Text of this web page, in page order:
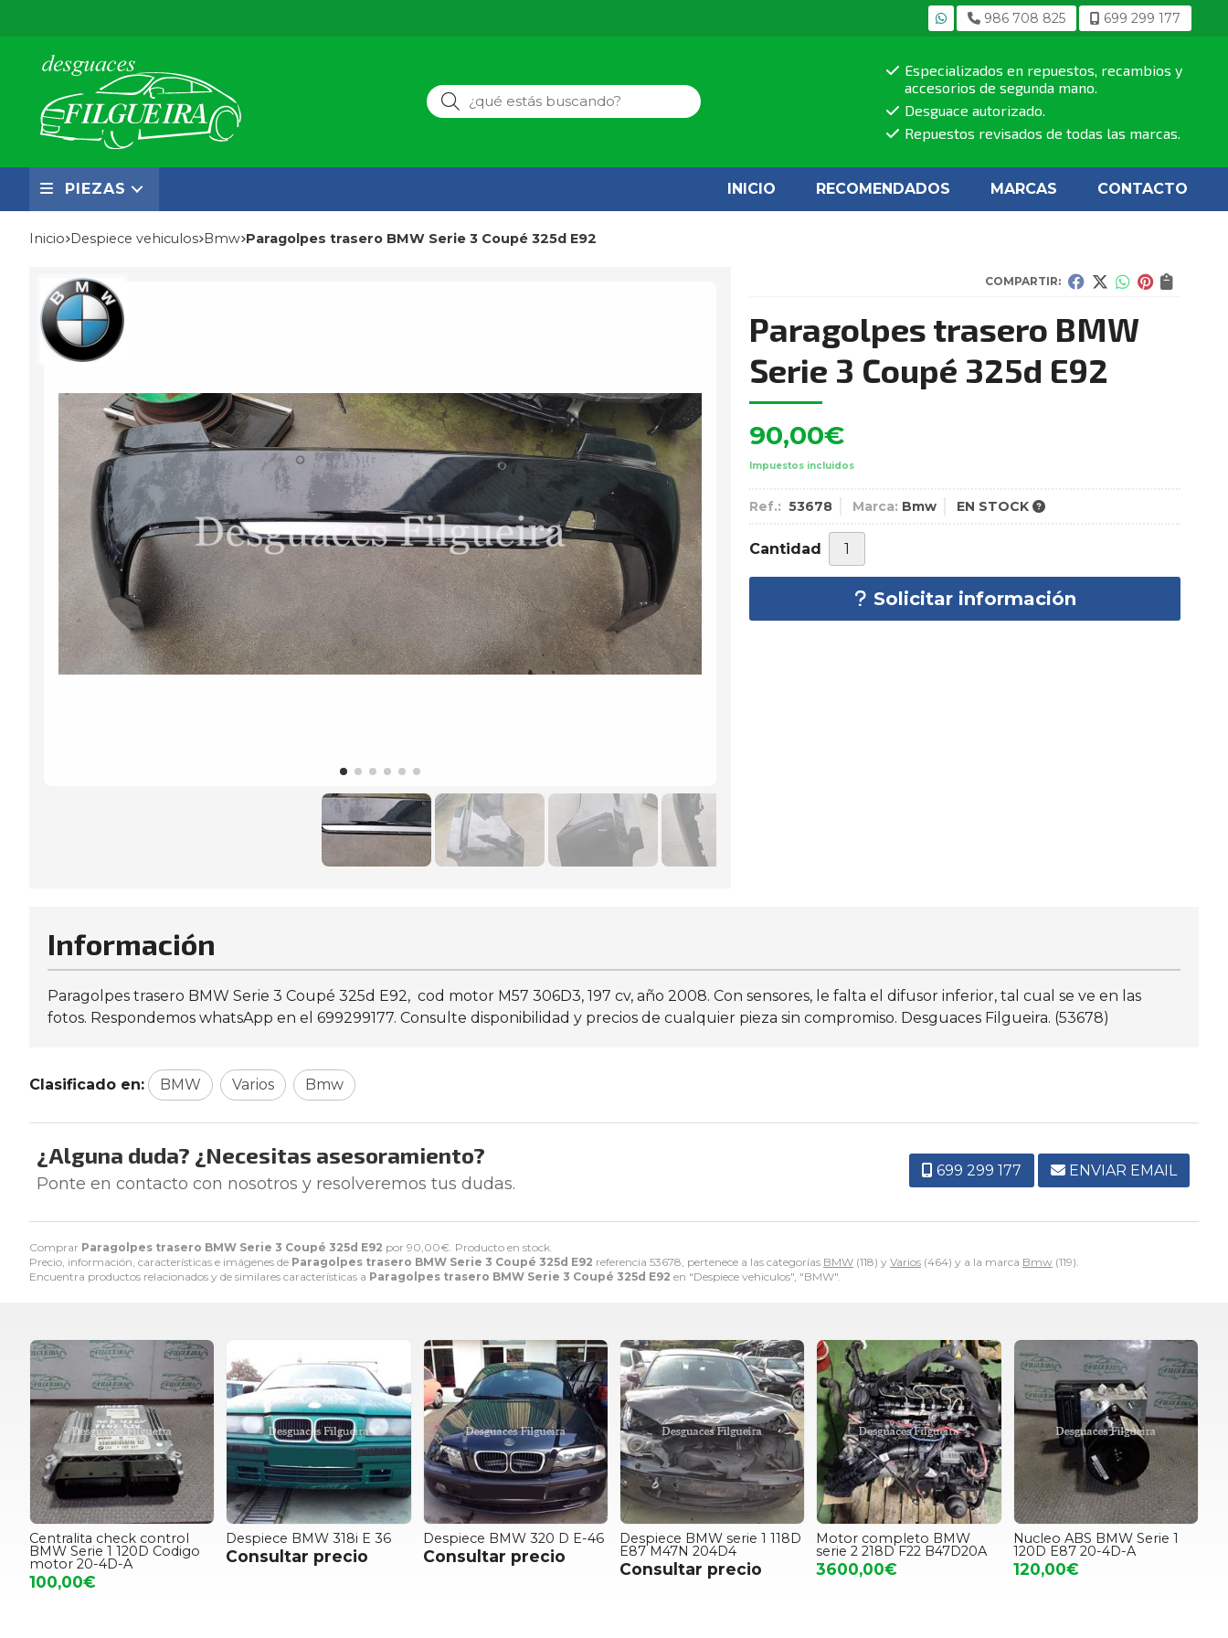
986 708 825 699 299 177
Buscar
Especializados en repuestos, recambios y
accesorios de segunda mano.
Desguace autorizado.
Repuestos revisados de todas las marcas.
PIEZAS INICIO RECOMENDADOS MARCAS CONTACTO
Inicio despiece vehiculos bmw Paragolpes trasero BMW Serie 3 Coupé 325d E92
COMPARTIR:
Paragolpes trasero BMW
Serie 3 Coupé 325d E92
90,00€
Impuestos incluidos
Ref.: 53678 Marca: Bmw EN STOCK
Cantidad
Solicitar información
Comprar Paragolpes trasero BMW Serie 3 Coupé 325d E92 por 90,00€ . Producto en stock.
Precio, información, características e imágenes de Paragolpes trasero BMW Serie 3 Coupé 325d E92 referencia 53678, pertenece a las categorías BMW (118) y Varios (464) y a la marca Bmw (119).
Encuentra productos relacionados y de similares características a Paragolpes trasero BMW Serie 3 Coupé 325d E92 en "Despiece vehiculos", "BMW".
Información
Paragolpes trasero BMW Serie 3 Coupé 325d E92, cod motor M57 306D3, 197 cv, año 2008. Con sensores, le falta el difusor inferior, tal cual se ve en las
fotos. Respondemos whatsApp en el 699299177. Consulte disponibilidad y precios de cualquier pieza sin compromiso. Desguaces Filgueira. (53678)
Clasificado en: BMW Varios Bmw
¿Alguna duda? ¿Necesitas asesoramiento?
Ponte en contacto con nosotros y resolveremos tus dudas.
699 299 177 ENVIAR EMAIL
Centralita check control
BMW Serie 1 120D Codigo
motor 20-4D-A
100,00€
Despiece BMW 318i E 36
Consultar precio
Despiece BMW 320 D E-46
Consultar precio
Despiece BMW serie 1 118D
E87 M47N 204D4
Consultar precio
Motor completo BMW
serie 2 218D F22 B47D20A
3600,00€
Nucleo ABS BMW Serie 1
120D E87 20-4D-A
120,00€